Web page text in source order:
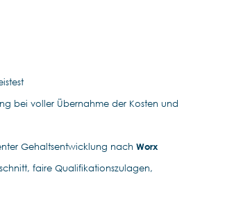
bei voller Übernahme der Kosten und
Gehaltsentwicklung nach Worx
faire Qualifikationszulagen,